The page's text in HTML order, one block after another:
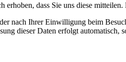
erhoben, dass Sie uns diese
nach Ihrer Einwilligung beim
dieser Daten erfolgt automatisch,